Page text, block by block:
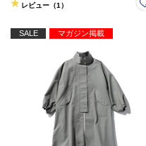
レビュー（1）
SALE マガジン掲載